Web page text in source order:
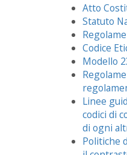
Atto
Statuto
Codice
Modello
Linee
codici di
di ogni
Politiche